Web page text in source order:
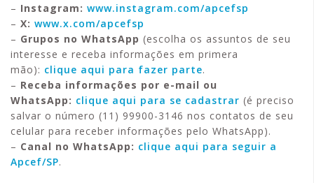
– Instagram: www.instagram.com/apcefsp
– X: www.x.com/apcefsp
– Grupos no WhatsApp (escolha os assuntos de seu
interesse e receba informações em primera
mão): clique aqui para fazer parte.
– Receba informações por e-mail ou
WhatsApp: clique aqui para se cadastrar (é preciso
salvar o número (11) 99900-3146 nos contatos de seu
celular para receber informações pelo WhatsApp).
– Canal no WhatsApp: clique aqui para seguir a
Apcef/SP.